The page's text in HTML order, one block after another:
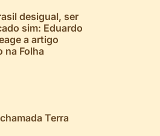
desigual, ser
sim: Eduardo
a artigo
na Folha
Terra